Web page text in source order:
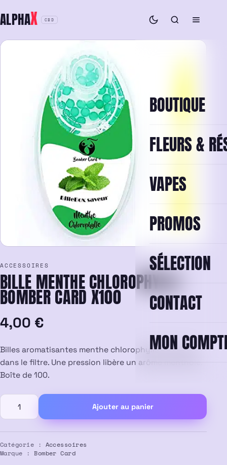
au
contenu
ALPHAX CBD
BOUTIQUE
FLEURS &
VAPES
PROMOS
SÉLECTION
CONTACT
MON
ACCESSOIRES
BILLE MENTHE CHLOROPHYLLE
BOMBER CARD X100
4,00 €
Billes aromatisantes menthe chlorophylle à insérer
dans le filtre. Une pression libère un arôme mentholé.
Boîte de 100.
quantité
Bille
Menthe
Chlorophylle
Bomber
Ajouter au panier
Catégorie : Accessoires
Marque :Bomber Card